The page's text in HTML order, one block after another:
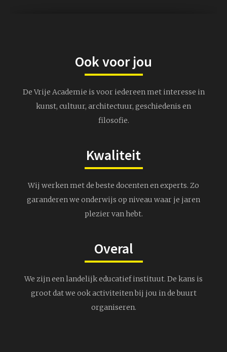
Ook voor jou
De Vrije Academie is voor iedereen met interesse in
kunst, cultuur, architectuur, geschiedenis en
filosofie.
Kwaliteit
Wij werken met de beste docenten en experts. Zo
garanderen we onderwijs op niveau waar je jaren
plezier van hebt.
Overal
We zijn een landelijk educatief instituut. De kans is
groot dat we ook activiteiten bij jou in de buurt
organiseren.